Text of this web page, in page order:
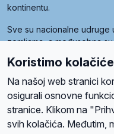
kontinentu.
Sve su nacionalne udruge
zemljama, a međusobna
Radio Maria). Svjetsku
kojima je i hrvatska
Koristimo
Na našoj web stranici
osigurali osnovne
stranice. Klikom na
svih kolačića. Međutim,